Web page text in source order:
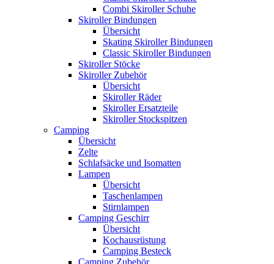
Combi Skiroller Schuhe
Skiroller Bindungen
Übersicht
Skating Skiroller Bindungen
Classic Skiroller Bindungen
Skiroller Stöcke
Skiroller Zubehör
Übersicht
Skiroller Räder
Skiroller Ersatzteile
Skiroller Stockspitzen
Camping
Übersicht
Zelte
Schlafsäcke und Isomatten
Lampen
Übersicht
Taschenlampen
Stirnlampen
Camping Geschirr
Übersicht
Kochausrüstung
Camping Besteck
Camping Zubehör